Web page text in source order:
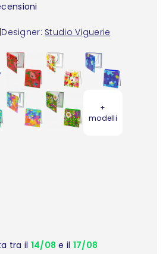
Designer: Studio Viguerie
+
modelli
tra il 14/08 e il 17/08